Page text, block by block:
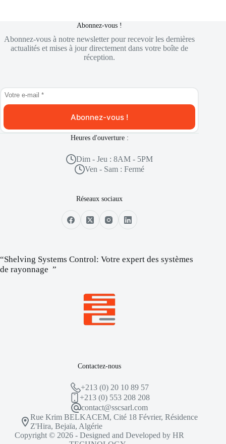
Abonnez-vous !
Abonnez-vous à notre newsletter pour recevoir les dernières
actualités et mises à jour directement dans votre boîte de
réception.
Abonnez-vous !
Heures d'ouverture :
Dim - Jeu : 8AM - 5PM
Ven - Sam : Fermé
Réseaux sociaux
“Shelving Systems Control: Votre expert des systèmes
de rayonnage ”
Contactez-nous
+213 (0) 20 10 89 57
+213 (0) 553 208 208
contact@sscsarl.com
Rue Krim BELKACEM, Cité 18 Février, Résidence
Z'Hira, Bejaïa, Algérie
Copyright © 2026 - Designed and Developed byHR